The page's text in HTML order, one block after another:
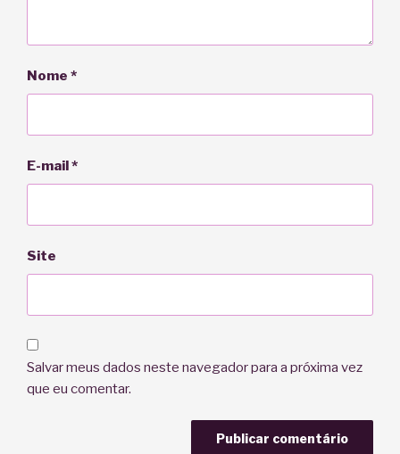
Nome *
E-mail *
Site
Salvar meus dados neste navegador para a próxima vez
que eu comentar.